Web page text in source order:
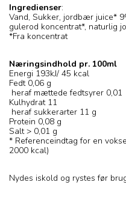
Ingredienser:
Vand, Sukker, jordbær juice*
gulerod koncentrat*, naturlig
*Fra koncentrat
Næringsindhold pr. 100ml
Energi 193kJ/ 45 kcal
Fedt 0,06 g
heraf mættede fedtsyrer 0,01
Kulhydrat 11
heraf sukkerarter 11 g
Protein 0,08 g
Salt > 0,01 g
* Referenceindtag for en
2000 kcal)
Nydes iskold og rystes før